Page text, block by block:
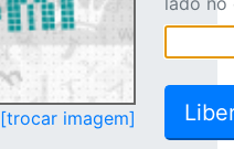
[trocar imagem]